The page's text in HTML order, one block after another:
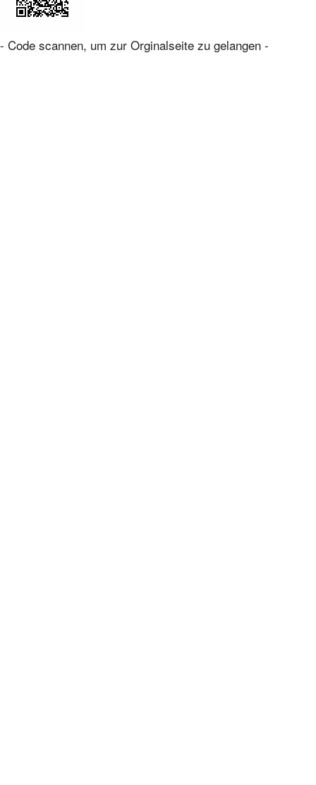
- Code scannen, um zur Orginalseite zu gelangen -